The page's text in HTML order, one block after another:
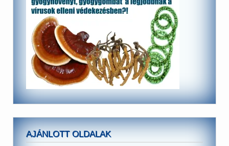
AJÁNLOTT OLDALAK